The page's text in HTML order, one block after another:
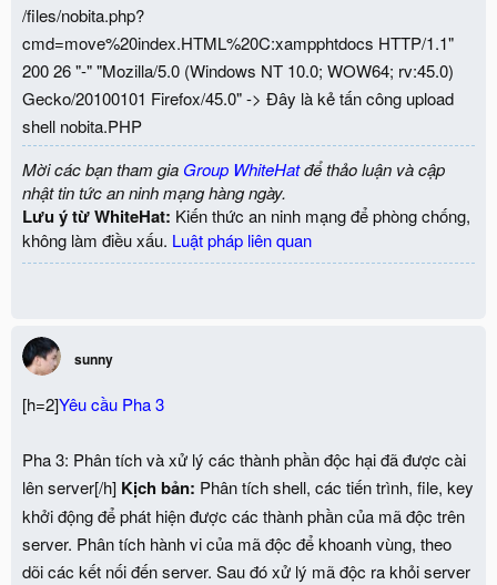
/files/nobita.php?
cmd=move%20index.HTML%20C:xampphtdocs HTTP/1.1"
200 26 "-" "Mozilla/5.0 (Windows NT 10.0; WOW64; rv:45.0)
Gecko/20100101 Firefox/45.0" -> Đây là kẻ tấn công upload
shell nobita.PHP
Mời các bạn tham gia Group WhiteHatđể thảo luận và cập
nhật tin tức an ninh mạng hàng ngày.
Lưu ý từ WhiteHat: Kiến thức an ninh mạng để phòng chống,
không làm điều xấu. Luật pháp liên quan
sunny
[h=2]Yêu cầu Pha 3
Pha 3: Phân tích và xử lý các thành phần độc hại đã được cài
lên server[/h] Kịch bản: Phân tích shell, các tiến trình, file, key
khởi động để phát hiện được các thành phần của mã độc trên
server. Phân tích hành vi của mã độc để khoanh vùng, theo
dõi các kết nối đến server. Sau đó xử lý mã độc ra khỏi server